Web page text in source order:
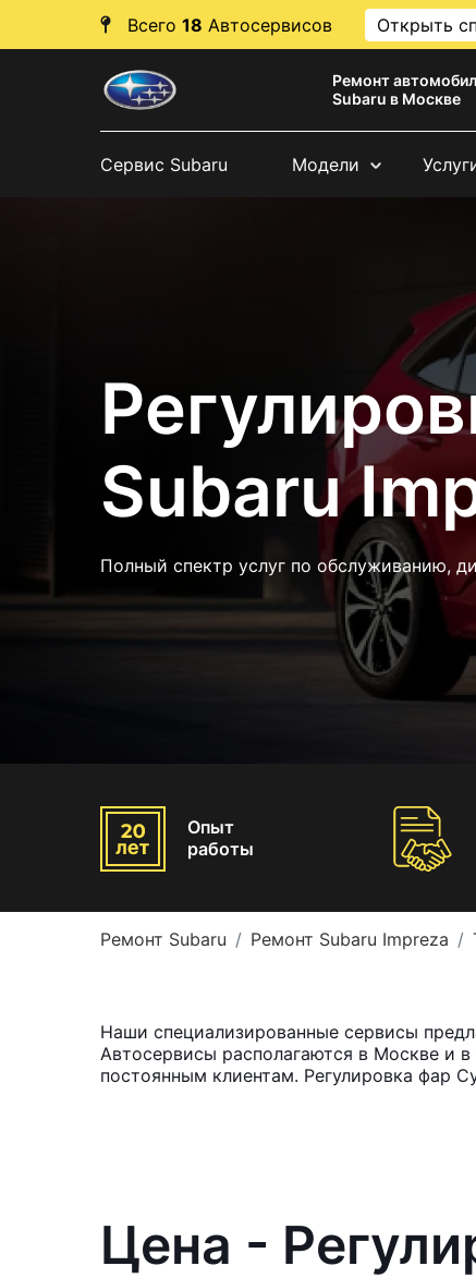
Всего 18 Автосервисов Открыть
Ремонт
Subaru в Москве
Сервис Subaru Модели
Subaru
Полный спектр услуг по обслуживанию,
Опыт
работы
Ремонт Subaru Ремонт Subaru Impreza
Наши специализированные сервисы
Автосервисы располагаются в Москве и
постоянным клиентам. Регулировка фар
Цена -